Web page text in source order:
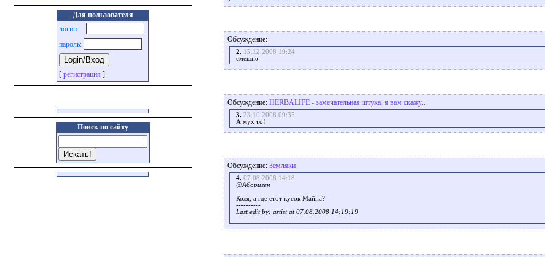
Для пользователя
логин:
пароль:
[ регистрация ]
Поиск по сайту
Обсуждение:
2. 15.12.2008 19:24
смешно
Обсуждение: HERBALIFE - замечательная штука, я вам скажу...
3. 23.10.2008 09:35
А мух то!
Обсуждение: Земляки
4. 07.08.2008 14:18
@Абориген
Коля, а где етот кусок Майна?
----------
Last edit by: artist at 07.08.2008 14:19:19